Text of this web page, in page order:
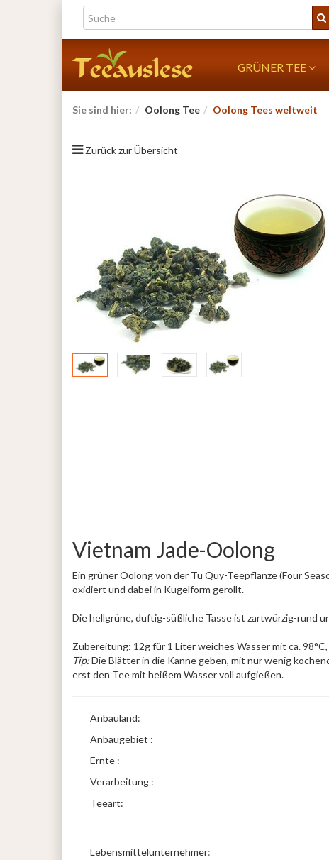
GRÜNER TEE
Sie sind hier: Oolong Tee Oolong Tees weltweit
Zurück zur Übersicht
Vietnam Jade-Oolong
Ein grüner Oolong von der Tu Quy-Teepflanze (Four
oxidiert und dabei in Kugelform gerollt.
Die hellgrüne, duftig-süßliche Tasse ist zartwürzig-rund
Zubereitung: 12g für 1 Liter weiches Wasser mit ca.
Tip:Die Blätter in die Kanne geben, mit nur wenig
erst den Tee mit heißem Wasser voll aufgießen.
Anbauland:
Anbaugebiet :
Ernte :
Verarbeitung :
Teeart:
Lebensmittelunternehmer: